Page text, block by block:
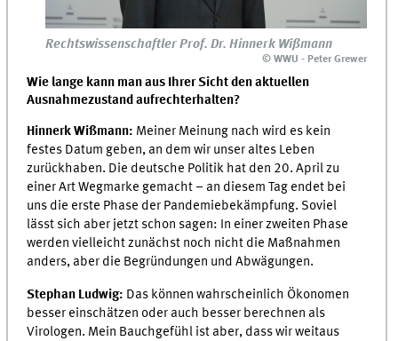
Rechtswissenschaftler Prof. Dr. Hinnerk Wißmann
© WWU - Peter Grewer
Wie lange kann man aus Ihrer Sicht den aktuellen
Ausnahmezustand aufrechterhalten?
Hinnerk Wißmann: Meiner Meinung nach wird es kein
festes Datum geben, an dem wir unser altes Leben
zurückhaben. Die deutsche Politik hat den 20. April zu
einer Art Wegmarke gemacht – an diesem Tag endet bei
uns die erste Phase der Pandemiebekämpfung. Soviel
lässt sich aber jetzt schon sagen: In einer zweiten Phase
werden vielleicht zunächst noch nicht die Maßnahmen
anders, aber die Begründungen und Abwägungen.
Stephan Ludwig: Das können wahrscheinlich Ökonomen
besser einschätzen oder auch besser berechnen als
Virologen. Mein Bauchgefühl ist aber, dass wir weitaus